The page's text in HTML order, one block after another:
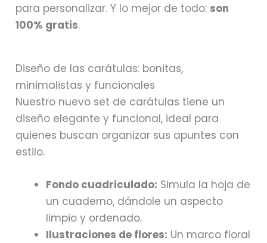
para personalizar. Y lo mejor de todo: son
100% gratis.
Diseño de las carátulas: bonitas,
minimalistas y funcionales
Nuestro nuevo set de carátulas tiene un
diseño elegante y funcional, ideal para
quienes buscan organizar sus apuntes con
estilo.
Fondo cuadriculado: Simula la hoja de
un cuaderno, dándole un aspecto
limpio y ordenado.
Ilustraciones de flores: Un marco floral